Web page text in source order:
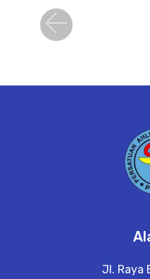
Jl. Raya